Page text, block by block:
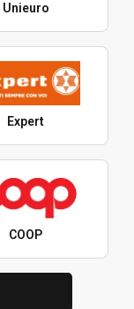
Unieuro
Expert
COOP